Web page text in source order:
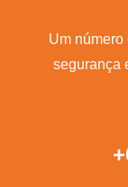
Um
segurança